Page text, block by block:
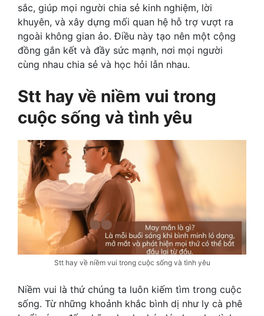
sắc, giúp mọi người chia sẻ kinh nghiệm, lời
khuyên, và xây dựng mối quan hệ hỗ trợ vượt ra
ngoài không gian ảo. Điều này tạo nên một cộng
đồng gắn kết và đầy sức mạnh, nơi mọi người
cùng nhau chia sẻ và học hỏi lẫn nhau.
Stt hay về niềm vui trong
cuộc sống và tình yêu
Stt hay về niềm vui trong cuộc sống và tình yêu
Niềm vui là thứ chúng ta luôn kiếm tìm trong cuộc
sống. Từ những khoảnh khắc bình dị như ly cà phê